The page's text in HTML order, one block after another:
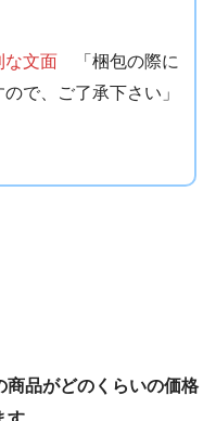
な文面
「梱包の際に
で、ご了承下さい」
商品がどのくらいの価格